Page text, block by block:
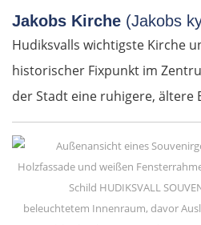
Jakobs Kirche (Jakobs
Hudiksvalls wichtigste Kirche
historischer Fixpunkt im
der Stadt eine ruhigere, ältere
Chaskowo
Kardschali